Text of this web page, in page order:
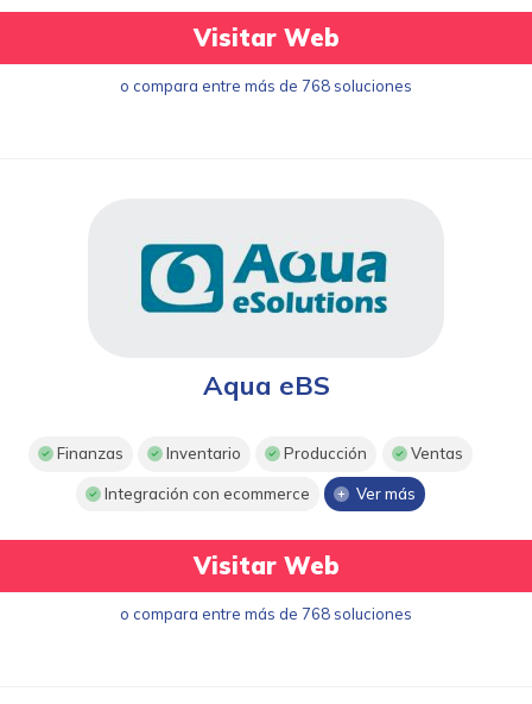
Visitar Web
o compara entre más de 768 soluciones
Aqua eBS
Finanzas Inventario Producción Ventas
Integración con ecommerce Ver más
Visitar Web
o compara entre más de 768 soluciones